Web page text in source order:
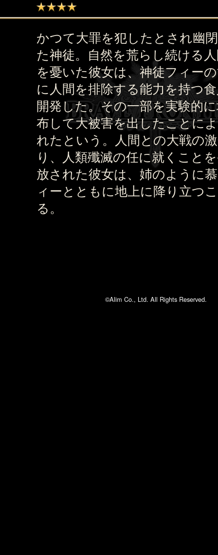
かつて大罪を犯したとされ幽
た神徒。自然を荒らし続ける
を憂いた彼女は、神徒フィー
に人間を排除する能力を持つ
開発した。その一部を実験的
布して大被害を出したことに
れたという。人間との大戦の
り、人類殲滅の任に就くこと
放された彼女は、姉のように
ィーとともに地上に降り立つ
る。
©Alim Co., Ltd. All Rights Reserved.